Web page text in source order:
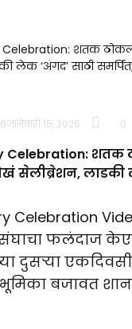
जानेवारी 15, 2026 0
Celebration: शतक
सेलीब्रेशन, लाडकी
Celebration
संघाचा फलंदाज
दुसऱ्या
बजावत